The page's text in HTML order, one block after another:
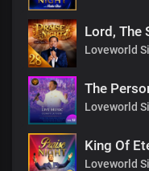
Lord, The
Loveworld
The
Loveworld
King Of
Loveworld